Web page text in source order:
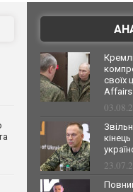
своїх
Affairs